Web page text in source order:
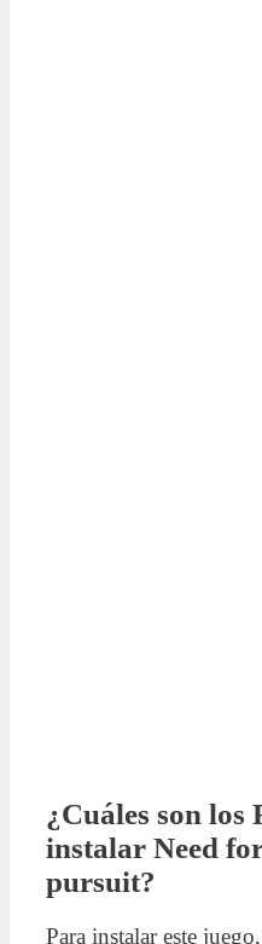
¿Cuáles son los
instalar Need
pursuit?
Para instalar este